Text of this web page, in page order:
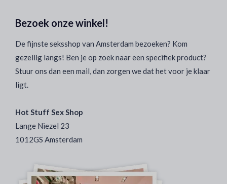
Bezoek onze winkel!
De fijnste seksshop van Amsterdam bezoeken? Kom
gezellig langs! Ben je op zoek naar een specifiek product?
Stuur ons dan een mail, dan zorgen we dat het voor je klaar
ligt.
Hot Stuff Sex Shop
Lange Niezel 23
1012GS Amsterdam